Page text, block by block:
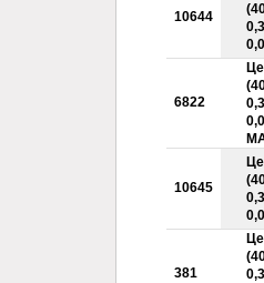
10644
6822
10645
381